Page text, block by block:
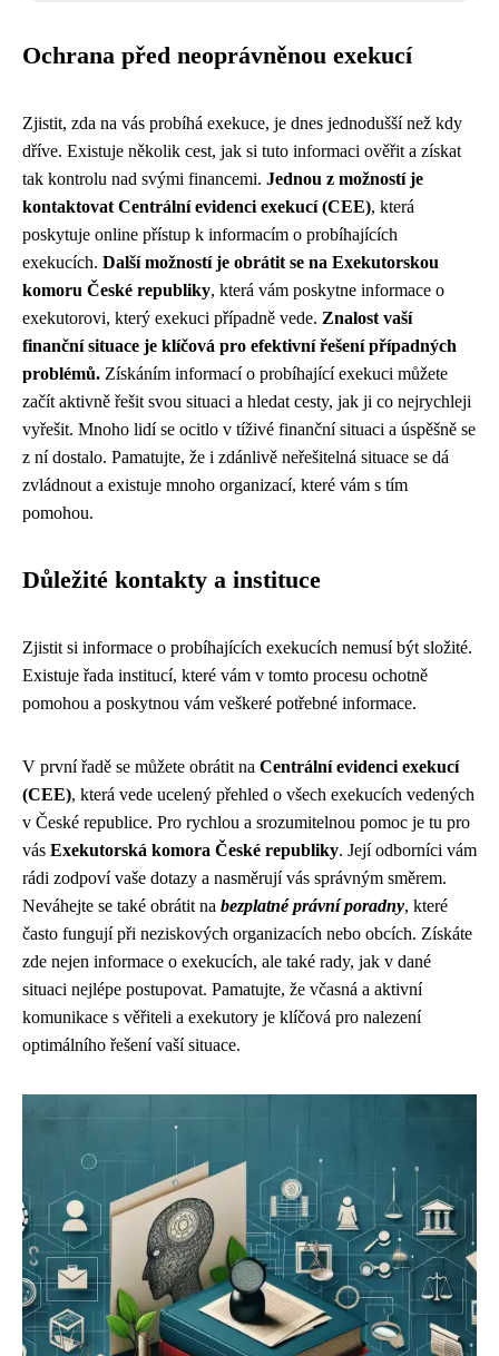
Ochrana před neoprávněnou exekucí
Zjistit, zda na vás probíhá exekuce, je dnes jednodušší než kdy
dříve. Existuje několik cest, jak si tuto informaci ověřit a získat
tak kontrolu nad svými financemi. Jednou z možností je
kontaktovat Centrální evidenci exekucí (CEE), která
poskytuje online přístup k informacím o probíhajících
exekucích. Další možností je obrátit se na Exekutorskou
komoru České republiky, která vám poskytne informace o
exekutorovi, který exekuci případně vede. Znalost vaší
finanční situace je klíčová pro efektivní řešení případných
problémů. Získáním informací o probíhající exekuci můžete
začít aktivně řešit svou situaci a hledat cesty, jak ji co nejrychleji
vyřešit. Mnoho lidí se ocitlo v tíživé finanční situaci a úspěšně se
z ní dostalo. Pamatujte, že i zdánlivě neřešitelná situace se dá
zvládnout a existuje mnoho organizací, které vám s tím
pomohou.
Důležité kontakty a instituce
Zjistit si informace o probíhajících exekucích nemusí být složité.
Existuje řada institucí, které vám v tomto procesu ochotně
pomohou a poskytnou vám veškeré potřebné informace.
V první řadě se můžete obrátit na Centrální evidenci exekucí
(CEE), která vede ucelený přehled o všech exekucích vedených
v České republice. Pro rychlou a srozumitelnou pomoc je tu pro
vás Exekutorská komora České republiky. Její odborníci vám
rádi zodpoví vaše dotazy a nasměrují vás správným směrem.
Neváhejte se také obrátit na bezplatné právní poradny, které
často fungují při neziskových organizacích nebo obcích. Získáte
zde nejen informace o exekucích, ale také rady, jak v dané
situaci nejlépe postupovat. Pamatujte, že včasná a aktivní
komunikace s věřiteli a exekutory je klíčová pro nalezení
optimálního řešení vaší situace.